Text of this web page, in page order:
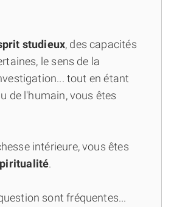
studieux, des capacités
le sens de la
tout en étant
de l'humain, vous êtes
intérieure, vous êtes
.
sont fréquentes...